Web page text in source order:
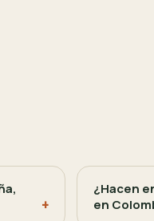
¿Hacen
en